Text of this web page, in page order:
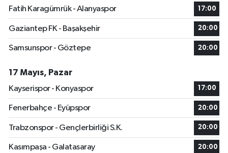
Fatih Karagümrük - Alanyaspor
17:00
Gaziantep FK - Başakşehir 20:00
Samsunspor - Göztepe 20:00
17 Mayıs, Pazar
Kayserispor - Konyaspor
17:00
Fenerbahçe - Eyüpspor 20:00
Trabzonspor - Gençlerbirliği S.K. 20:00
Kasımpaşa - Galatasaray 20:00